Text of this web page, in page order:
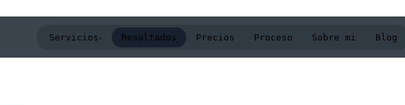
Servicios Resultados Precios Proceso Sobre mi Blog